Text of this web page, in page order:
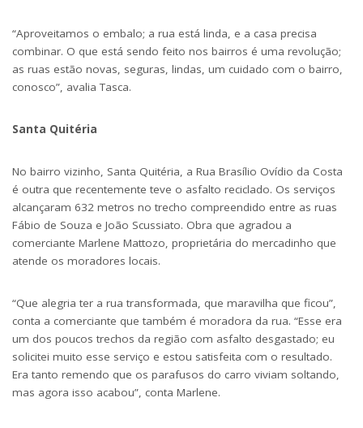
“Aproveitamos o embalo; a rua está linda, e a casa precisa
combinar. O que está sendo feito nos bairros é uma revolução;
as ruas estão novas, seguras, lindas, um cuidado com o bairro,
conosco”, avalia Tasca.
Santa Quitéria
No bairro vizinho, Santa Quitéria, a Rua Brasílio Ovídio da Costa
é outra que recentemente teve o asfalto reciclado. Os serviços
alcançaram 632 metros no trecho compreendido entre as ruas
Fábio de Souza e João Scussiato. Obra que agradou a
comerciante Marlene Mattozo, proprietária do mercadinho que
atende os moradores locais.
“Que alegria ter a rua transformada, que maravilha que ficou”,
conta a comerciante que também é moradora da rua. “Esse era
um dos poucos trechos da região com asfalto desgastado; eu
solicitei muito esse serviço e estou satisfeita com o resultado.
Era tanto remendo que os parafusos do carro viviam soltando,
mas agora isso acabou”, conta Marlene.